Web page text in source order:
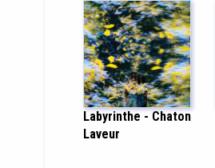
Labyrinthe - Chaton
Laveur